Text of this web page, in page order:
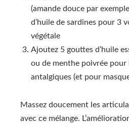
(amande douce par
d’huile de sardines pour 3
végétale
Ajoutez 5 gouttes d’huile
ou de menthe poivrée
antalgiques (et pour
Massez doucement les
avec ce mélange.